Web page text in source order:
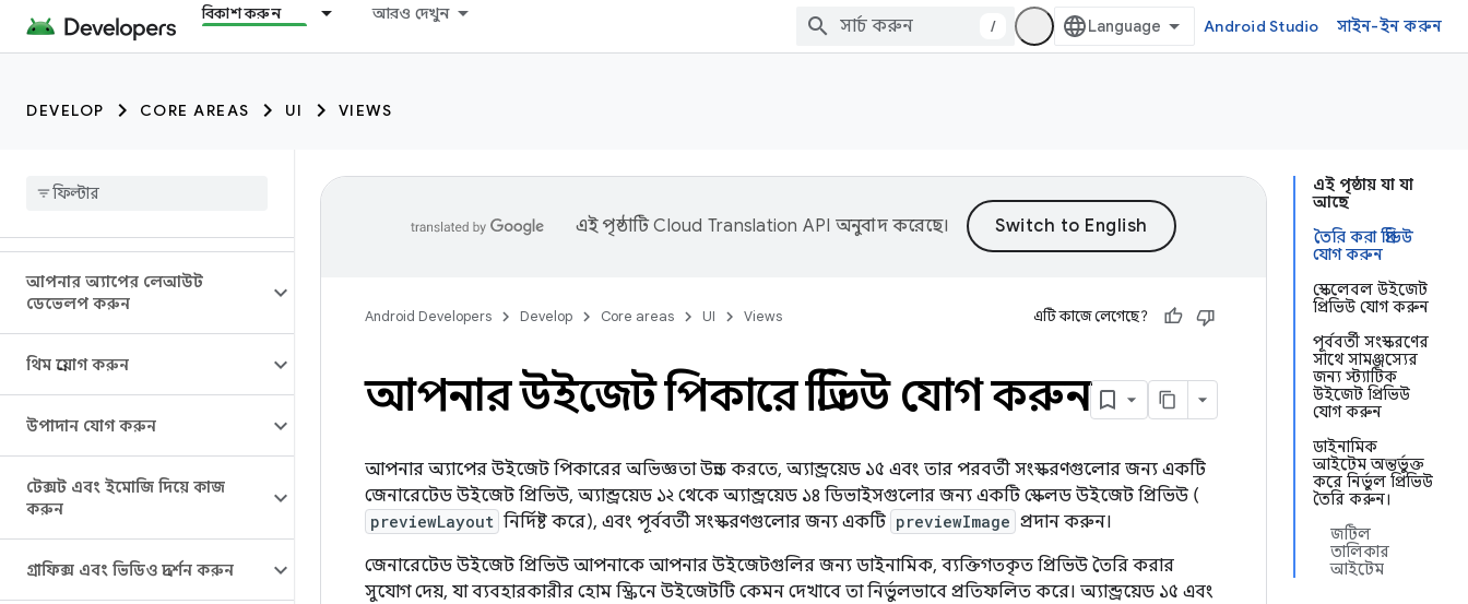
বিকাশ করুন আরও দেখুন
/ Android Studio সাইন-ইন করুন
DEVELOP CORE AREAS UI VIEWS
আপনার অ্যাপের লেআউট
ডেভেলপ করুন
থিম প্রয়োগ করুন
উপাদান যোগ করুন
টেক্সট এবং ইমোজি দিয়ে কাজ
করুন
গ্রাফিক্স এবং ভিডিও প্রদর্শন করুন
এই পৃষ্ঠায় যা যা
আছে
তৈরি করা প্রিভিউ
যোগ করুন
স্কেলেবল উইজেট
প্রিভিউ যোগ করুন
পূর্ববর্তী সংস্করণের
সাথে সামঞ্জস্যের
জন্য স্ট্যাটিক
উইজেট প্রিভিউ
যোগ করুন
ডাইনামিক
আইটেম অন্তর্ভুক্ত
করে নির্ভুল প্রিভিউ
তৈরি করুন।
জটিল
তালিকার
আইটেম
এই পৃষ্ঠাটিCloud Translation API অনুবাদ করেছে।
Android Developers Develop Core areas UI Views এটি কাজে লেগেছে?
আপনার উইজেট পিকারে প্রিভিউ যোগ করুন
আপনার অ্যাপের উইজেট পিকারের অভিজ্ঞতা উন্নত করতে, অ্যান্ড্রয়েড ১৫ এবং তার পরবর্তী সংস্করণগুলোর জন্য একটি
জেনারেটেড উইজেট প্রিভিউ, অ্যান্ড্রয়েড ১২ থেকে অ্যান্ড্রয়েড ১৪ ডিভাইসগুলোর জন্য একটি স্কেলড উইজেট প্রিভিউ (
previewLayout নির্দিষ্ট করে), এবং পূর্ববর্তী সংস্করণগুলোর জন্য একটি previewImage প্রদান করুন।
জেনারেটেড উইজেট প্রিভিউ আপনাকে আপনার উইজেটগুলির জন্য ডাইনামিক, ব্যক্তিগতকৃত প্রিভিউ তৈরি করার
সুযোগ দেয়, যা ব্যবহারকারীর হোম স্ক্রিনে উইজেটটি কেমন দেখাবে তা নির্ভুলভাবে প্রতিফলিত করে। অ্যান্ড্রয়েড ১৫ এবং